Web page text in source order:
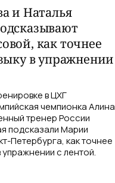
и Наталья
как точнее
в упражнении
в ЦХГ
чемпионка Алина
тренер России
подсказали Марии
Петербурга, как точнее
упражнении с лентой.